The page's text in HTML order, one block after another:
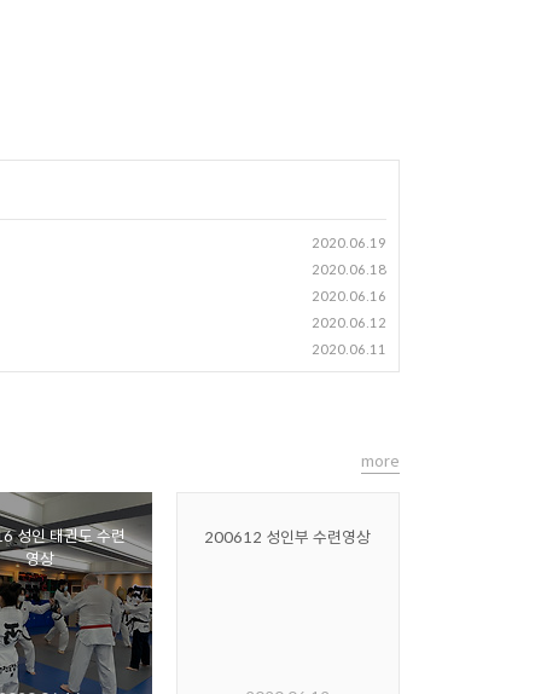
2020.06.19
2020.06.18
2020.06.16
2020.06.12
2020.06.11
성인 태권도 수련
영상
200612 성인부 수련영상
more